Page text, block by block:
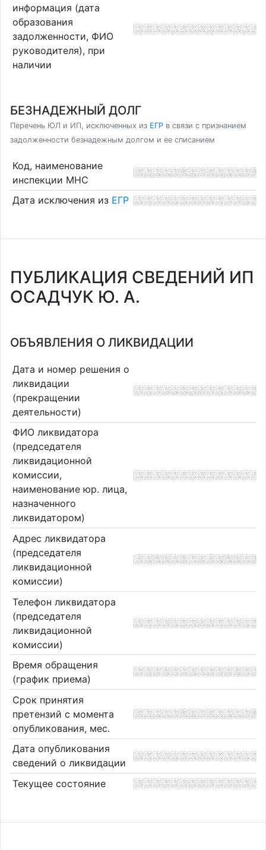
информация (дата
образования
задолженности, ФИО
руководителя), при
наличии
БЕЗНАДЕЖНЫЙ ДОЛГ
Перечень ЮЛ и ИП, исключенных из ЕГР в связи с признанием
задолженности безнадежным долгом и ее списанием
Код, наименование
инспекции МНС
Дата исключения из ЕГР
ПУБЛИКАЦИЯ СВЕДЕНИЙ ИП
ОСАДЧУК Ю. А.
ОБЪЯВЛЕНИЯ О ЛИКВИДАЦИИ
Дата и номер решения о
ликвидации
(прекращении
деятельности)
ФИО ликвидатора
(председателя
ликвидационной
комиссии,
наименование юр. лица,
назначенного
ликвидатором)
Адрес ликвидатора
(председателя
ликвидационной
комиссии)
Телефон ликвидатора
(председателя
ликвидационной
комиссии)
Время обращения
(график приема)
Срок принятия
претензий с момента
опубликования, мес.
Дата опубликования
сведений о ликвидации
Текущее состояние